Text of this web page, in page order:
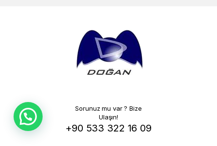
Sorunuz mu var ? Bize
Ulaşın!
+90 533 322 16 09